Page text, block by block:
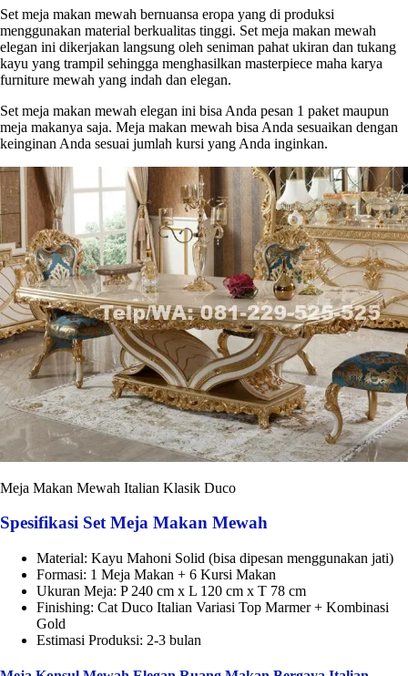
Set meja makan mewah bernuansa eropa yang di produksi
menggunakan material berkualitas tinggi. Set meja makan mewah
elegan ini dikerjakan langsung oleh seniman pahat ukiran dan tukang
kayu yang trampil sehingga menghasilkan masterpiece maha karya
furniture mewah yang indah dan elegan.
Set meja makan mewah elegan ini bisa Anda pesan 1 paket maupun
meja makanya saja. Meja makan mewah bisa Anda sesuaikan dengan
keinginan Anda sesuai jumlah kursi yang Anda inginkan.
Meja Makan Mewah Italian Klasik Duco
Spesifikasi Set Meja Makan Mewah
Material: Kayu Mahoni Solid (bisa dipesan menggunakan jati)
Formasi: 1 Meja Makan + 6 Kursi Makan
Ukuran Meja: P 240 cm x L 120 cm x T 78 cm
Finishing: Cat Duco Italian Variasi Top Marmer + Kombinasi
Gold
Estimasi Produksi: 2-3 bulan